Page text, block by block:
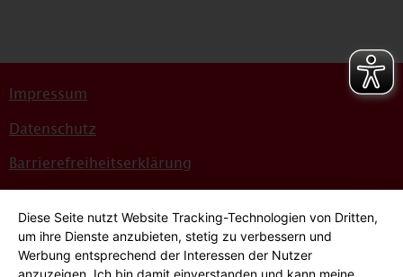
Impressum
Datenschutz
Barrierefreiheitserklärung
Bildnachweise
Hinweisgeber*innensystem
Diese Seite nutzt Website Tracking-Technologien von Dritten,
um ihre Dienste anzubieten, stetig zu verbessern und
Werbung entsprechend der Interessen der Nutzer
anzuzeigen. Ich bin damit einverstanden und kann meine